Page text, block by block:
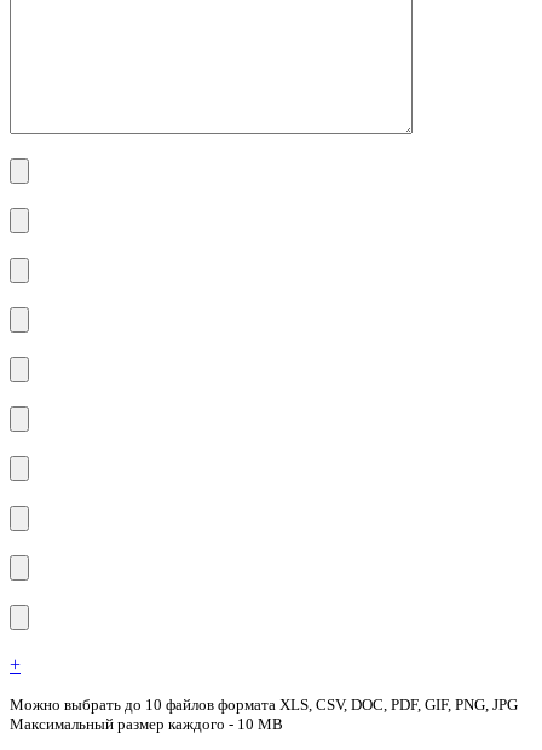
+
Можно выбрать до 10 файлов формата XLS, CSV, DOC, PDF, GIF, PNG, JPG
Максимальный размер каждого - 10 MB